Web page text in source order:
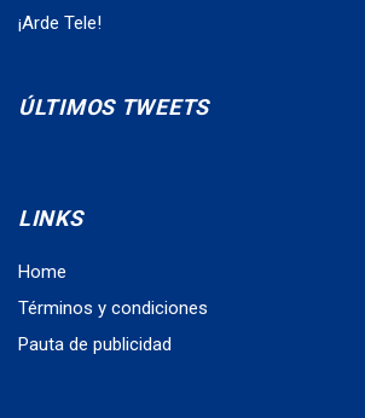
¡Arde Tele!
ÚLTIMOS TWEETS
LINKS
Home
Términos y condiciones
Pauta de publicidad